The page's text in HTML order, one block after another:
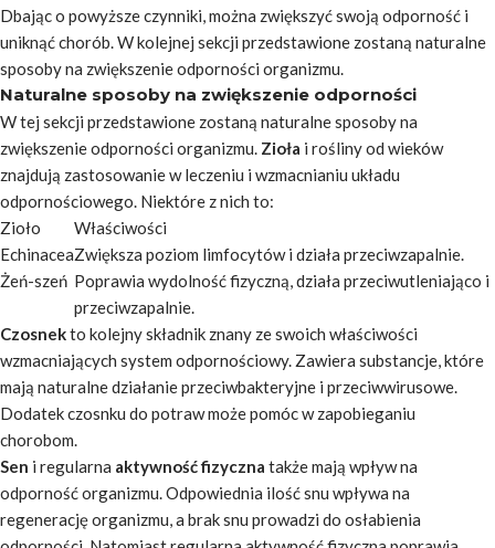
Dbając o powyższe czynniki, można zwiększyć swoją odporność i
uniknąć chorób. W kolejnej sekcji przedstawione zostaną naturalne
sposoby na zwiększenie odporności organizmu.
Naturalne sposoby na zwiększenie odporności
W tej sekcji przedstawione zostaną naturalne sposoby na
zwiększenie odporności organizmu. Zioła i rośliny od wieków
znajdują zastosowanie w leczeniu i wzmacnianiu układu
odpornościowego. Niektóre z nich to:
Zioło
Właściwości
EchinaceaZwiększa poziom limfocytów i działa przeciwzapalnie.
Żeń-szeń Poprawia wydolność fizyczną, działa przeciwutleniająco i
przeciwzapalnie.
Czosnekto kolejny składnik znany ze swoich właściwości
wzmacniających system odpornościowy. Zawiera substancje, które
mają naturalne działanie przeciwbakteryjne i przeciwwirusowe.
Dodatek czosnku do potraw może pomóc w zapobieganiu
chorobom.
Sen i regularna aktywność fizyczna także mają wpływ na
odporność organizmu. Odpowiednia ilość snu wpływa na
regenerację organizmu, a brak snu prowadzi do osłabienia